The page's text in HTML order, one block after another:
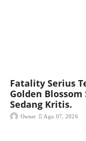
Fatality Serius
Golden Blossom
Sedang Kritis.
Owner Agu 07, 2026